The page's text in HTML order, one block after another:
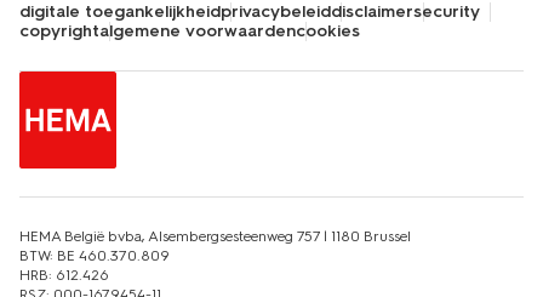
digitale toegankelijkheidprivacybeleiddisclaimersecurity
copyrightalgemene voorwaardencookies
HEMA België bvba, Alsembergsesteenweg 757 | 1180 Brussel
BTW: BE 460.370.809
HRB: 612.426